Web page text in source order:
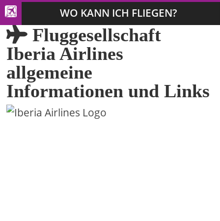
WO KANN ICH FLIEGEN?
Fluggesellschaft
Iberia Airlines
allgemeine
Informationen und Links